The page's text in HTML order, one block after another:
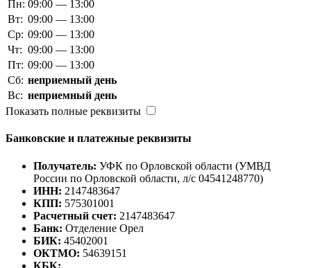
Пн: 09:00 — 13:00
Вт: 09:00 — 13:00
Ср: 09:00 — 13:00
Чт: 09:00 — 13:00
Пт: 09:00 — 13:00
Сб: неприемный день
Вс: неприемный день
Показать полные реквизиты
Банковские и платежные реквизиты
Получатель: УФК по Орловской области (УМВД
России по Орловской области, л/с 04541248770)
ИНН: 2147483647
КПП: 575301001
Расчетный счет: 2147483647
Банк: Отделение Орел
БИК: 45402001
ОКТМО: 54639151
КБК: